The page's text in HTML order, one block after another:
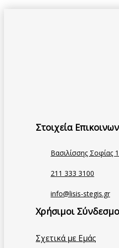
Στοιχεία
Βασιλίσσης Σοφίας
211 333 3100
info@lisis-stegis.gr
Χρήσιμοι
Σχετικά με Εμάς